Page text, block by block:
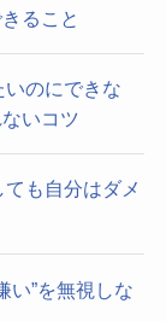
ること
いのにできな
いコツ
も自分はダメ
い”を無視しな